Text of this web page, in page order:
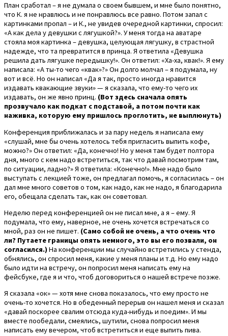
План сработал – я не думала о своем бывшем, и мне было понятно,
что К. я не нравлюсь и не понравлюсь все равно. Потом запал с
картинками пропал – и К., не увидев очередной картинки, спросил:
«А как дела у девушки с лягушкой?». У меня тогда на аватаре
стояла моя картинка – девушка, целующая лягушку, в страстной
надежде, что та превратится в принца. Я ответила «Девушка
решила дать лягушке передышку!». Он ответил: «Ха-ха, квак!». Я ему
написала: «А ты-то чего «квак»?» Он долго молчал – я подумала, ну
вот и всё. Но он написал «Да я так, просто иногда нравится
издавать квакающие звуки» — я сказала, что ему-то чего их
издавать, он же явно принц. (Вот здесь сначала опять
прозвучало как подкат с подставой, а потом почти как
наживка, которую ему пришлось проглотить, не выплюнуть)
Конференция приближалась и за пару недель я написала ему
«слушай, мне бы очень хотелось тебя пригласить выпить кофе,
можно?» Он ответил: «Да, конечно! Но у меня там будет полтора
дня, много с кем надо встретиться, так что давай посмотрим там,
по ситуации, ладно?» Я ответила: «Конечно!». Мне надо было
выступать с лекцией тоже, он предлагал помочь, я согласилась – он
дал мне много советов о том, как надо, как не надо, я благодарила
его, обещала сделать так, как он советовал.
Неделю перед конференцией он не писал мне, а я – ему. Я
подумала, что ему, наверное, не очень хочется встречаться со
мной, раз он не пишет. (Само собой не очень, а что очень что
ли? Путаете границы опять немного, это вы его позвали, он
согласился.)На конференции мы случайно встретились у стенда,
обнялись, он спросил меня, какие у меня планы и т.д. Но ему надо
было идти на встречу, он попросил меня написать ему на
фейсбуке, где я и что, чтоб договориться о нашей встрече позже.
Я сказала «ок» — хотя мне снова показалось, что ему просто не
очень-то хочется. Но в обеденный перерыв он нашел меня и сказал
«давай поскорее свалим отсюда куда-нибудь и поедим». И мы
вместе пообедали, смеялись, шутили, снова попросил меня
написать ему вечером, чтоб встретиться и еще выпить пива.